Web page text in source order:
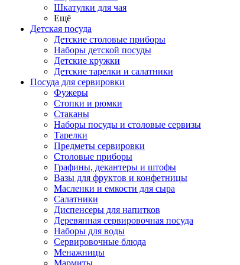
Шкатулки для чая
Ещё
Детская посуда
Детские столовые приборы
Наборы детской посуды
Детские кружки
Детские тарелки и салатники
Посуда для сервировки
Фужеры
Стопки и рюмки
Стаканы
Наборы посуды и столовые сервизы
Тарелки
Предметы сервировки
Столовые приборы
Графины, декантеры и штофы
Вазы для фруктов и конфетницы
Масленки и емкости для сыра
Салатники
Диспенсеры для напитков
Деревянная сервировочная посуда
Наборы для воды
Сервировочные блюда
Менажницы
Мармиты